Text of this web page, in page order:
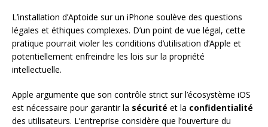
L’installation d’Aptoide sur un iPhone soulève des questions
légales et éthiques complexes. D’un point de vue légal, cette
pratique pourrait violer les conditions d’utilisation d’Apple et
potentiellement enfreindre les lois sur la propriété
intellectuelle.
Apple argumente que son contrôle strict sur l’écosystème iOS
est nécessaire pour garantir la sécurité et la confidentialité
des utilisateurs. L’entreprise considère que l’ouverture du